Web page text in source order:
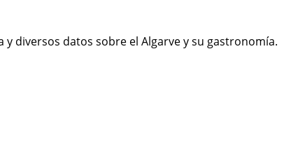
diversos datos sobre el Algarve y su gastronomía.